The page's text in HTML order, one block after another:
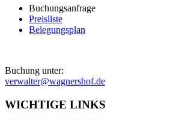
Buchungsanfrage
Preisliste
Belegungsplan
Buchung unter:
verwalter@wagnershof.de
WICHTIGE LINKS